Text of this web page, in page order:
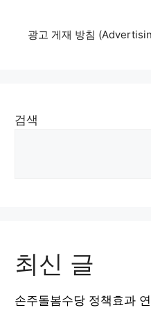
광고 게재 방침
검색
최신 글
손주돌봄수당 정책효과